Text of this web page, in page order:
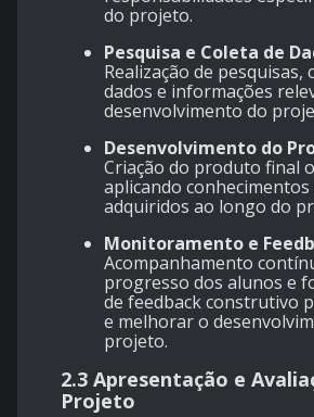
do projeto.
Pesquisa e Coleta de
Realização de pesquisas,
dados e informações
desenvolvimento do
Desenvolvimento do
Criação do produto final
aplicando
adquiridos ao longo do
Monitoramento e
Acompanhamento
progresso dos alunos e
de feedback construtivo
e melhorar o
projeto.
2.3 Apresentação e
Projeto